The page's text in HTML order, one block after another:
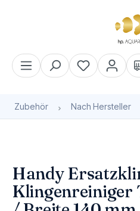
Zubehör Nach Hersteller
Handy
Klingenreiniger